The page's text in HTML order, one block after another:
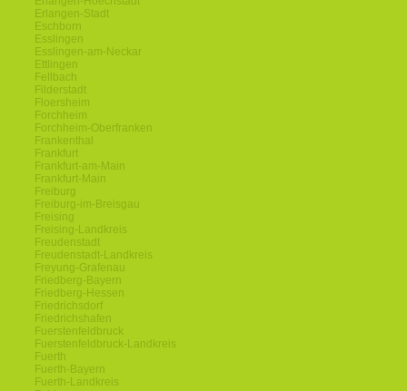
Erlangen-Stadt
Eschborn
Esslingen
Esslingen-am-Neckar
Ettlingen
Fellbach
Filderstadt
Floersheim
Forchheim
Forchheim-Oberfranken
Frankenthal
Frankfurt
Frankfurt-am-Main
Frankfurt-Main
Freiburg
Freiburg-im-Breisgau
Freising
Freising-Landkreis
Freudenstadt
Freudenstadt-Landkreis
Freyung-Grafenau
Friedberg-Bayern
Friedberg-Hessen
Friedrichsdorf
Friedrichshafen
Fuerstenfeldbruck
Fuerstenfeldbruck-Landkreis
Fuerth
Fuerth-Bayern
Fuerth-Landkreis